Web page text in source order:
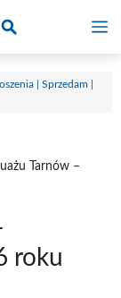
| Sprzedam |
Tarnów –
roku